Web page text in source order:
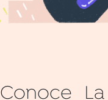
Conoce